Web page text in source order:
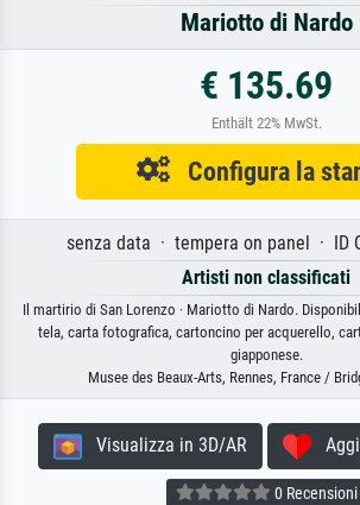
Mariotto di Nardo
€ 135.69
Enthält 22% MwSt.
Configura la
senza data · tempera on panel · ID
Artisti non classificati
Il martirio di San Lorenzo · Mariotto di Nardo.
tela, carta fotografica, cartoncino per acquerello,
giapponese.
Musee des Beaux-Arts, Rennes, France /
Visualizza in 3D/AR
0 Recensioni